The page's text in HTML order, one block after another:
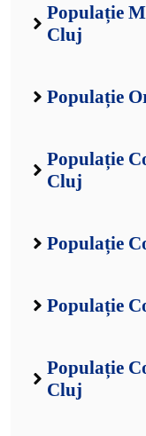
Populație
Cluj
Populație
Populație
Cluj
Populație
Populație
Populație
Cluj